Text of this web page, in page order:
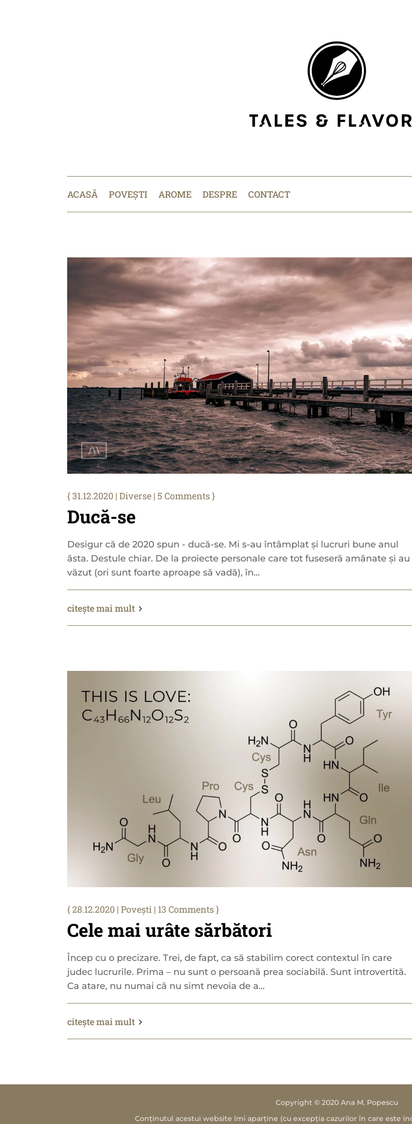
ACASĂ POVEȘTI AROME DESPRE CONTACT
Ducă-se
31.12.2020 |Diverse | 5 Comments
Desigur că de 2020 spun - ducă-se. Mi s-au întâmplat și lucruri bune anul
ăsta. Destule chiar. De la proiecte personale care tot fuseseră amânate și au
văzut (ori sunt foarte aproape să vadă), în...
citește mai mult
Cele mai urâte sărbători
28.12.2020 |Povești | 13 Comments
Încep cu o precizare. Trei, de fapt, ca să stabilim corect contextul în care
judec lucrurile. Prima – nu sunt o persoană prea sociabilă. Sunt introvertită.
Ca atare, nu numai că nu simt nevoia de a...
citește mai mult
Copyright © 2020 Ana M. Popescu
Conținutul acestui website îmi aparține (cu excepția cazurilor în care este